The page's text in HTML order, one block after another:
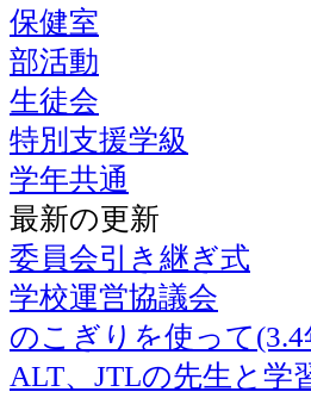
保健室
部活動
生徒会
特別支援学級
学年共通
最新の更新
委員会引き継ぎ式
学校運営協議会
のこぎりを使って(3.4
ALT、JTLの先生と学